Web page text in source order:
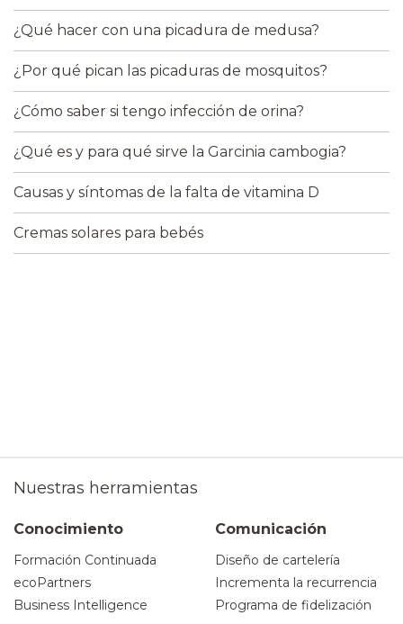
¿Qué hacer con una picadura de medusa?
¿Por qué pican las picaduras de mosquitos?
¿Cómo saber si tengo infección de orina?
¿Qué es y para qué sirve la Garcinia cambogia?
Causas y síntomas de la falta de vitamina D
Cremas solares para bebés
Nuestras herramientas
Conocimiento
Formación Continuada
ecoPartners
Business Intelligence
Comunicación
Diseño de cartelería
Incrementa la recurrencia
Programa de fidelización